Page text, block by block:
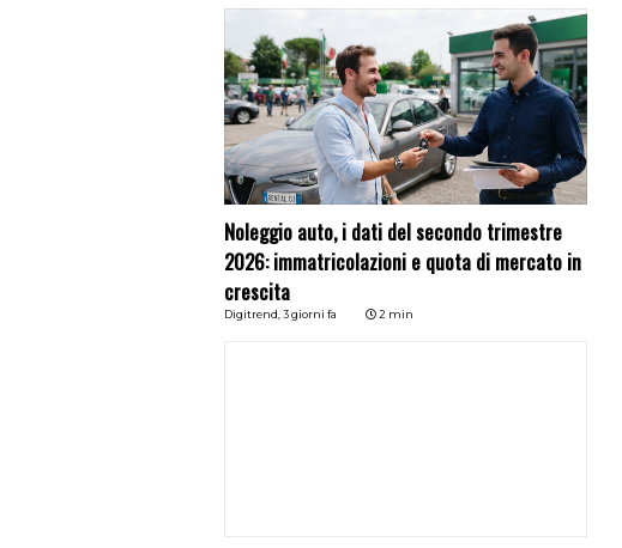
Noleggio auto, i dati del secondo trimestre
2026: immatricolazioni e quota di mercato in
crescita
Digitrend, 3 giorni fa 2 min